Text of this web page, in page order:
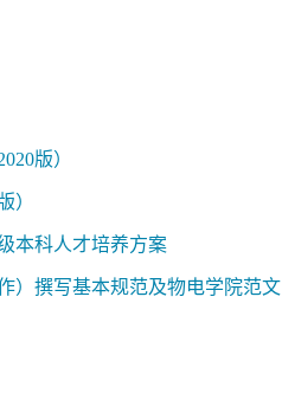
版）
）
本科人才培养方案
）撰写基本规范及物电学院范文